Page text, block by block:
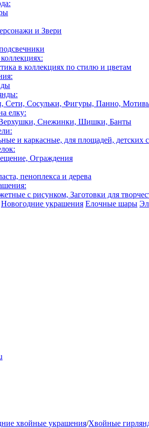
и Звери
в коллекциях по стилю и цветам
Сети, Сосульки, Фигуры, Панно,
елку:
Снежинки, Шишки, Банты
и каркасные, для площадей, детских
Ограждения
пеноплекса и дерева
с рисунком, Заготовки для
Новогодние украшения Елочные шары
хвойные украшения/Хвойные